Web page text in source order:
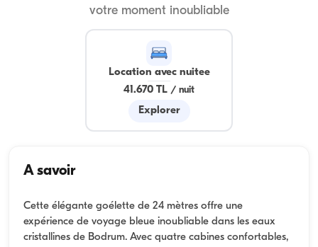
votre moment inoubliable
Location avec nuitee
41.670 TL / nuit
Explorer
A savoir
Cette élégante goélette de 24 mètres offre une
expérience de voyage bleue inoubliable dans les eaux
cristallines de Bodrum. Avec quatre cabines confortables,